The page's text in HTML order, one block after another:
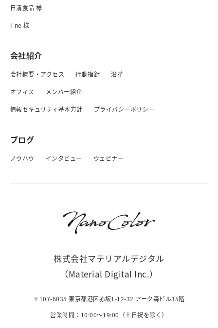
日清食品 様
I-ne 様
会社紹介
会社概要・アクセス 行動指針 沿革
オフィス メンバー紹介
情報セキュリティ基本方針 プライバシーボリシー
ブログ
ノウハウ インタビュー ウェビナー
株式会社マテリアルデジタル
（Material Digital Inc.）
〒107-6035 東京都港区赤坂1-12-32 アーク森ビル35階
営業時間：10:00〜19:00（土日祝を除く）